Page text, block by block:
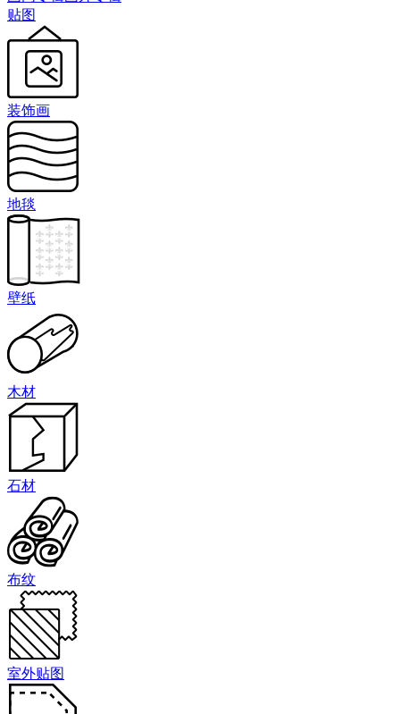
贴图
装饰画
地毯
壁纸
木材
石材
布纹
室外贴图